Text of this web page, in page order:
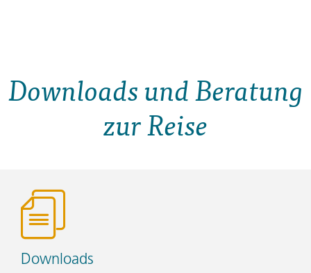
Downloads und Beratung
zur Reise
Downloads